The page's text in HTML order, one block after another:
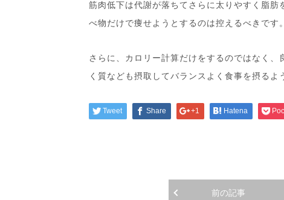
筋肉低下は代謝が落ちてさらに太りやすく脂
べ物だけで痩せようとするのは控えるべきです。
さらに、カロリー計算だけをするのではなく
く質なども摂取してバランスよく食事を摂るよ
Tweet Share +1 Hatena
前の記事